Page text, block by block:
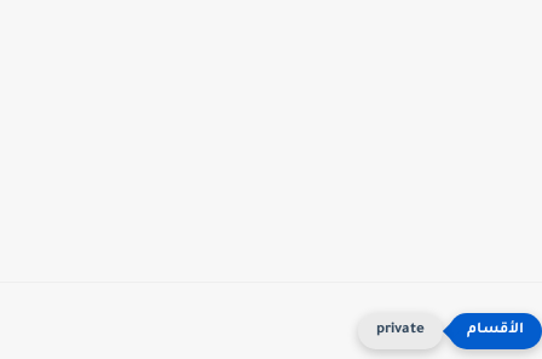
private